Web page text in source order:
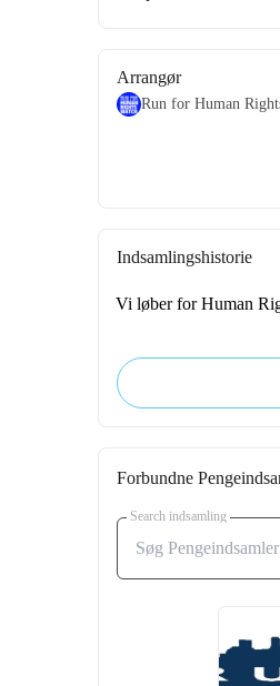
Arrangør
Run for Human
Indsamlingshistorie
Vi løber for Human
Forbundne
Search indsamling